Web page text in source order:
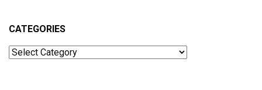
CATEGORIES
Categories